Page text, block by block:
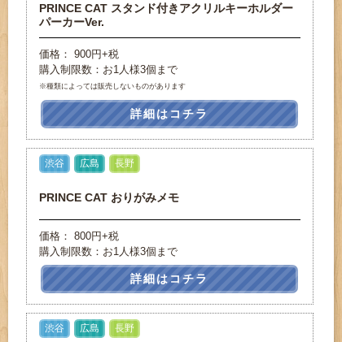
PRINCE CAT スタンド付きアクリルキーホルダー
パーカーVer.
価格： 900円+税
購入制限数：お1人様3個まで
※種類によっては販売しないものがあります
詳細はコチラ
渋谷 広島 長野
PRINCE CAT おりがみメモ
価格： 800円+税
購入制限数：お1人様3個まで
詳細はコチラ
渋谷 広島 長野